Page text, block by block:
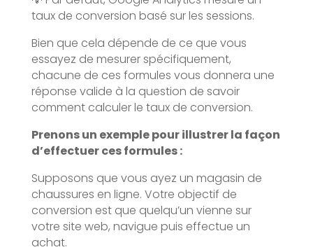
taux de conversion basé sur les sessions.
Bien que cela dépende de ce que vous
essayez de mesurer spécifiquement,
chacune de ces formules vous donnera une
réponse valide à la question de savoir
comment calculer le taux de conversion.
Prenons un exemple pour illustrer la façon
d’effectuer ces formules :
Supposons que vous ayez un magasin de
chaussures en ligne. Votre objectif de
conversion est que quelqu’un vienne sur
votre site web, navigue puis effectue un
achat.